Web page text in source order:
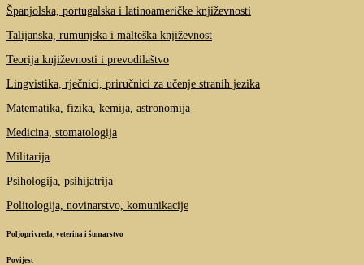
Španjolska, portugalska i latinoameričke književnosti
Talijanska, rumunjska i malteška književnost
Teorija književnosti i prevodilaštvo
Lingvistika, rječnici, priručnici za učenje stranih jezika
Matematika, fizika, kemija, astronomija
Medicina, stomatologija
Militarija
Psihologija, psihijatrija
Politologija, novinarstvo, komunikacije
Poljoprivreda, veterina i šumarstvo
Povijest